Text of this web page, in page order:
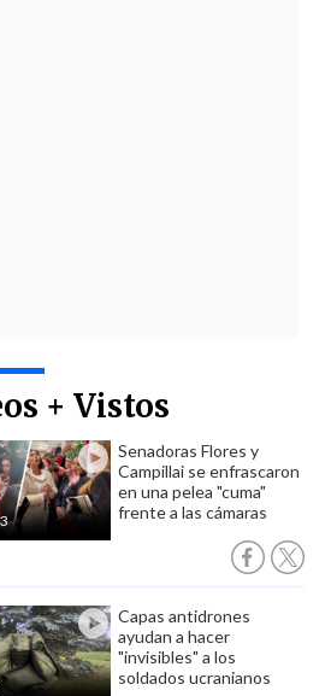
+ Vistos
Senadoras Flores y
Campillai se enfrascaron
en una pelea "cuma"
frente a las cámaras
Capas antidrones
ayudan a hacer
"invisibles" a los
soldados ucranianos